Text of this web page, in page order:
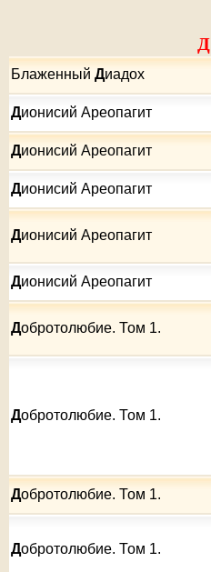
Д
Блаженный Диадох
Дионисий Ареопагит
Дионисий Ареопагит
Дионисий Ареопагит
Дионисий Ареопагит
Дионисий Ареопагит
Добротолюбие. Том 1.
Добротолюбие. Том 1.
Добротолюбие. Том 1.
Добротолюбие. Том 1.